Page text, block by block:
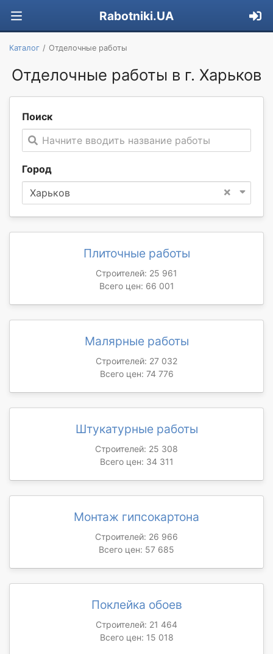
Rabotniki.UA
Каталог Отделочные работы
Отделочные работы в г. Харьков
Поиск
Начните вводить название работы
Город
×
Харьков
Плиточные работы
Строителей: 25 961
Всего цен: 66 001
Малярные работы
Строителей: 27 032
Всего цен: 74 776
Штукатурные работы
Строителей: 25 308
Всего цен: 34 311
Монтаж гипсокартона
Строителей: 26 966
Всего цен: 57 685
Поклейка обоев
Строителей: 21 464
Всего цен: 15 018